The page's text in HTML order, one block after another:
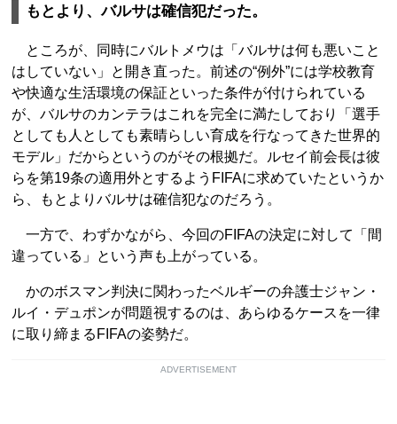
もとより、バルサは確信犯だった。
ところが、同時にバルトメウは「バルサは何も悪いこと
はしていない」と開き直った。前述の“例外”には学校教育
や快適な生活環境の保証といった条件が付けられている
が、バルサのカンテラはこれを完全に満たしており「選手
としても人としても素晴らしい育成を行なってきた世界的
モデル」だからというのがその根拠だ。ルセイ前会長は彼
らを第19条の適用外とするようFIFAに求めていたというか
ら、もとよりバルサは確信犯なのだろう。
一方で、わずかながら、今回のFIFAの決定に対して「間
違っている」という声も上がっている。
かのボスマン判決に関わったベルギーの弁護士ジャン・
ルイ・デュポンが問題視するのは、あらゆるケースを一律
に取り締まるFIFAの姿勢だ。
ADVERTISEMENT